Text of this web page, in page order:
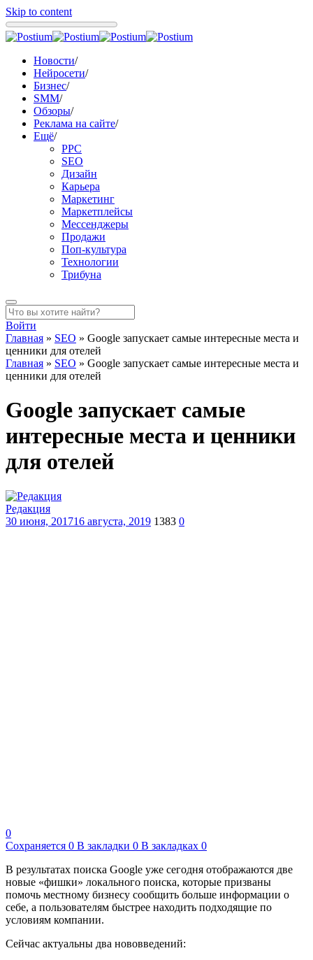
Skip to content
Новости/
Нейросети/
Бизнес/
SMM/
Обзоры/
Реклама на сайте/
Ещё/
PPC
SEO
Дизайн
Карьера
Маркетинг
Маркетплейсы
Мессенджеры
Продажи
Поп-культура
Технологии
Трибуна
Войти
Главная » SEO » Google запускает самые интересные места и
ценники для отелей
Главная » SEO » Google запускает самые интересные места и
ценники для отелей
Google запускает самые
интересные места и ценники
для отелей
Редакция
30 июня, 201716 августа, 2019 1383 0
0
Сохраняется 0 В закладки 0 В закладках 0
В результатах поиска Google уже сегодня отображаются две
новые «фишки» локального поиска, которые призваны
помочь местному бизнесу сообщить больше информации о
себе, а пользователям быстрее находить подходящие по
условиям компании.
Сейчас актуальны два нововведений: